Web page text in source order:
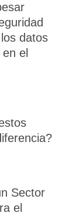
datos
el
Sector
el